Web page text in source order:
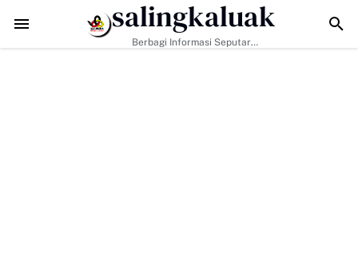
Data Sosial Jadi Kunci, Hj. Aida Dorong Nagari Aktif Pastikan
salingkaluak
Berbagi Informasi Seputar